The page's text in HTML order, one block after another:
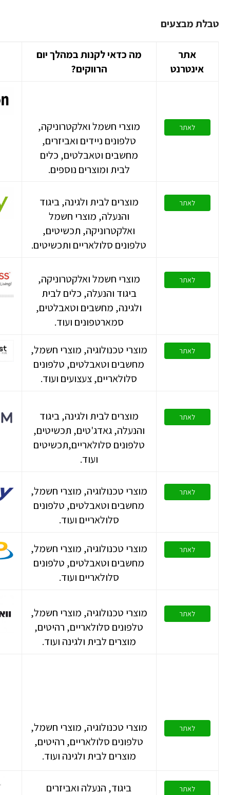
טבלת מבצעים
אתר
אינטרנט
מה כדאי לקנות במהלך יום
הרווקים?
לאתר
מוצרי חשמל ואלקטרוניקה,
טלפונים ניידים ואביזרים,
מחשבים וטאבלטים, כלים
לבית ומוצרים נוספים.
לאתר
מוצרים לבית ולגינה, ביגוד
והנעלה, מוצרי חשמל
ואלקטרוניקה, תכשיטים,
טלפונים סלולאריים ותכשיטים.
לאתר
מוצרי חשמל ואלקטרוניקה,
ביגוד והנעלה, כלים לבית
ולגינה, מחשבים וטאבלטים,
סמארטפונים ועוד.
לאתר
מוצרי טכנולוגיה, מוצרי חשמל,
מחשבים וטאבלטים, טלפונים
סלולאריים, צעצועים ועוד.
לאתר
מוצרים לבית ולגינה, ביגוד
והנעלה, גאדג'טים, תכשיטים,
טלפונים סלולאריים,תכשיטים
ועוד.
לאתר
מוצרי טכנולוגיה, מוצרי חשמל,
מחשבים וטאבלטים, טלפונים
סלולאריים ועוד.
לאתר
מוצרי טכנולוגיה, מוצרי חשמל,
מחשבים וטאבלטים, טלפונים
סלולאריים ועוד.
לאתר
מוצרי טכנולוגיה, מוצרי חשמל,
טלפונים סלולאריים, רהיטים,
מוצרים לבית ולגינה ועוד.
לאתר
מוצרי טכנולוגיה, מוצרי חשמל,
טלפונים סלולאריים, רהיטים,
מוצרים לבית ולגינה ועוד.
לאתר ביגוד, הנעלה ואביזרים